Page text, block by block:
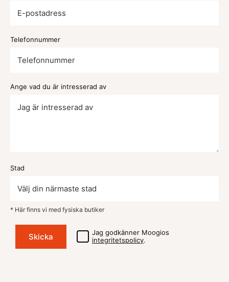
Telefonnummer
Ange vad du är intresserad av
Stad
* Här finns vi med fysiska butiker
Jag godkänner Moogios
integritetspolicy.